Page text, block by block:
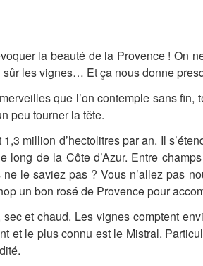
la beauté de la Provence !
les vignes… Et ça nous donne
que l’on contemple sans
peu tourner la tête.
million d’hectolitres par an. Il
long de la Côte d’Azur. Entre
le saviez pas ? Vous n’allez pas
un bon rosé de Provence pour
et chaud. Les vignes comptent
et le plus connu est le Mistral.